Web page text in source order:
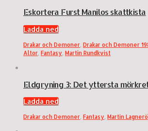
Eskortera Furst Manilos skattkista
Ladda ned
Drakar och Demoner Drakar och Demoner
Altor Fantasy Martin Rundkvist
Eldgryning 3: Det yttersta
Ladda ned
Drakar och Demoner, Fantasy, Martin Lagnerö